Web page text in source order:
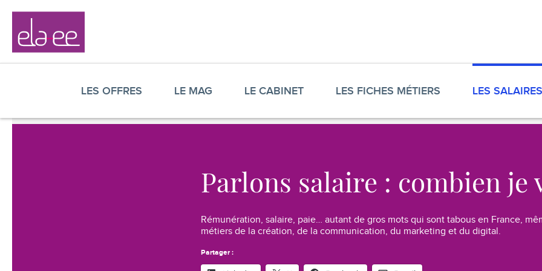
Contenu Navigation
communication,
digital
LES OFFRES LE MAG LE CABINET LES FICHES MÉTIERS
PAGE
LES SALAIRES
Parlons salaire : combien je
Rémunération, salaire, paie… autant de gros mots qui sont tabous en France,
métiers de la création, de la communication, du marketing et du digital.
Partager :